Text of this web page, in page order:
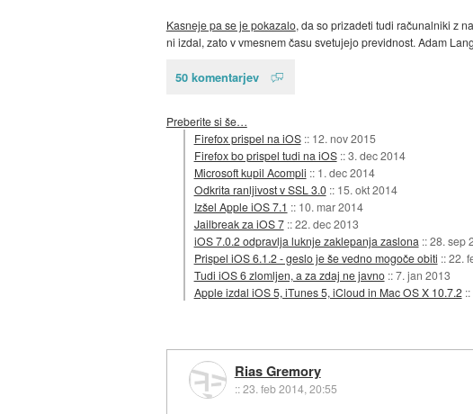
Kasneje pa se je pokazalo, da so prizadeti tudi računalniki z
ni izdal, zato v vmesnem času svetujejo previdnost. Adam
50 komentarjev
Preberite si še…
Firefox prispel na iOS :: 12. nov 2015
Firefox bo prispel tudi na iOS ::3. dec 2014
Microsoft kupil Acompli :: 1. dec 2014
Odkrita ranljivost v SSL 3.0 :: 15. okt 2014
Izšel Apple iOS 7.1 :: 10. mar 2014
Jailbreak za iOS 7 ::22. dec 2013
iOS 7.0.2 odpravlja luknje zaklepanja zaslona ::28. sep
Prispel iOS 6.1.2 - geslo je še vedno mogoče obiti ::22.
Tudi iOS 6 zlomljen, a za zdaj ne javno ::7. jan 2013
Apple izdal iOS 5, iTunes 5, iCloud in Mac OS X 10.7.2 ::
Rias Gremory
::23. feb 2014, 20:55